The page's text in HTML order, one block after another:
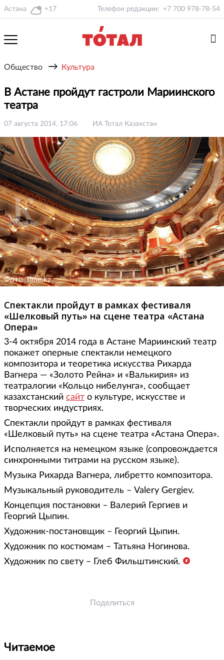
Астана +17 Телефон редакции: +7 700 978-78-54
Общество → Культура
В Астане пройдут гастроли Мариинского
театра
07 августа 2014, 17:06 ИА Тотал Казахстан
Фото: time.kz
Спектакли пройдут в рамках фестиваля
«Шелковый путь» на сцене театра «Астана
Опера»
3-4 октября 2014 года в Астане Мариинский театр
покажет оперные спектакли немецкого
композитора и теоретика искусства Рихарда
Вагнера — «Золото Рейна» и «Валькирия» из
театралогии «Кольцо нибелунга», сообщает
казахстанский сайт о культуре, искусстве и
творческих индустриях.
Спектакли пройдут в рамках фестиваля
«Шелковый путь» на сцене театра «Астана Опера».
Исполняется на немецком языке (сопровождается
синхронными титрами на русском языке).
Музыка Рихарда Вагнера, либретто композитора.
Музыкальный руководитель – Valery Gergiev.
Концепция постановки – Валерий Гергиев и
Георгий Цыпин.
Художник-постановщик – Георгий Цыпин.
Художник по костюмам – Татьяна Ногинова.
Художник по свету – Глеб Фильштинский.
Поделиться
Читаемое